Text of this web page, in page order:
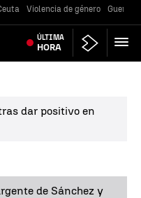
Violencia de género Guerra
ÚLTIMA
HORA
dar positivo en
de Sánchez y